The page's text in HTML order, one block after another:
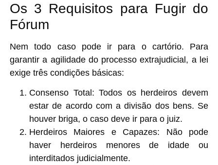
Os 3 Requisitos para Fugir do
Fórum
Nem todo caso pode ir para o cartório. Para
garantir a agilidade do processo extrajudicial, a lei
exige três condições básicas:
Consenso Total: Todos os herdeiros devem
estar de acordo com a divisão dos bens. Se
houver briga, o caso deve ir para o juiz.
Herdeiros Maiores e Capazes: Não pode
haver herdeiros menores de idade ou
interditados judicialmente.